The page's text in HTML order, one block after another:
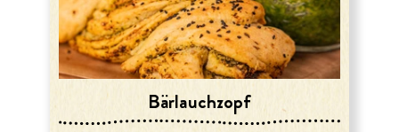
Bärlauchzopf